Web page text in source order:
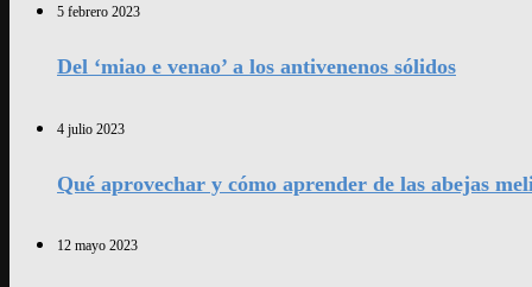
5 febrero 2023
Del ‘miao e venao’ a los antivenenos sólidos
4 julio 2023
Qué aprovechar y cómo aprender de las abejas
12 mayo 2023